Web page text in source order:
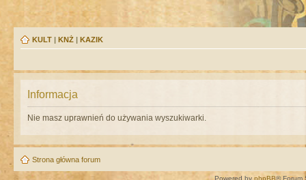
KULT | KNŻ | KAZIK
Informacja
Nie masz uprawnień do używania wyszukiwarki.
Strona główna forum
Powered by phpBB® Forum